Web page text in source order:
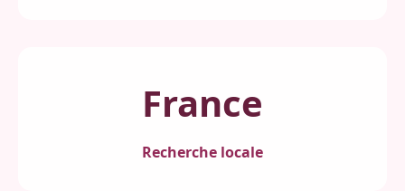
France
Recherche locale